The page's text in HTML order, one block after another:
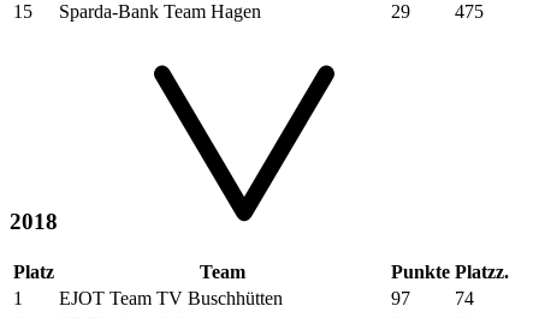
15
Sparda-Bank Team Hagen 29 475
2018
Platz Team Punkte Platzz.
1
EJOT Team TV Buschhütten 97
74